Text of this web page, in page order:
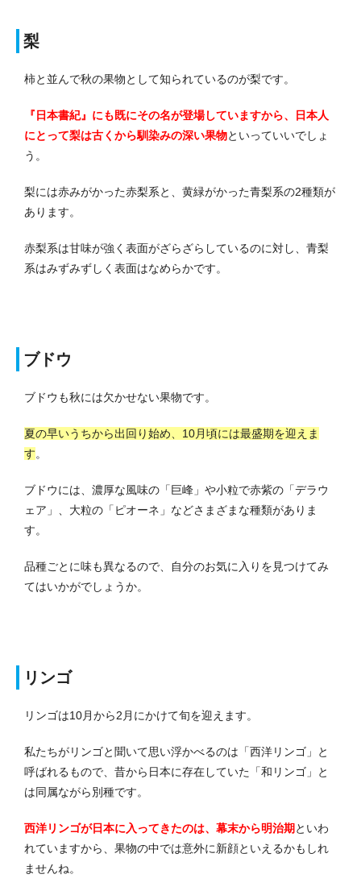
梨
柿と並んで秋の果物として知られているのが梨です。
『日本書紀』にも既にその名が登場していますから、
日本人
にとって梨は古くから馴染みの深い果物といっていいでしょ
う。
梨には赤みがかった赤梨系と、黄緑がかった青梨系の2種類が
あります。
赤梨系は甘味が強く表面がざらざらしているのに対し、青梨
系はみずみずしく表面はなめらかです。
ブドウ
ブドウも秋には欠かせない果物です。
夏の早いうちから出回り始め、10月頃には最盛期を迎えま
す。
ブドウには、濃厚な風味の「巨峰」や小粒で赤紫の「デラウ
ェア」、大粒の「ピオーネ」などさまざまな種類がありま
す。
品種ごとに味も異なるので、自分のお気に入りを見つけてみ
てはいかがでしょうか。
リンゴ
リンゴは10月から2月にかけて旬を迎えます。
私たちがリンゴと聞いて思い浮かべるのは「西洋リンゴ」と
呼ばれるもので、昔から日本に存在していた「和リンゴ」と
は同属ながら別種です。
西洋リンゴが日本に入ってきたのは、幕末から明治期といわ
れていますから、果物の中では意外に新顔といえるかもしれ
ませんね。